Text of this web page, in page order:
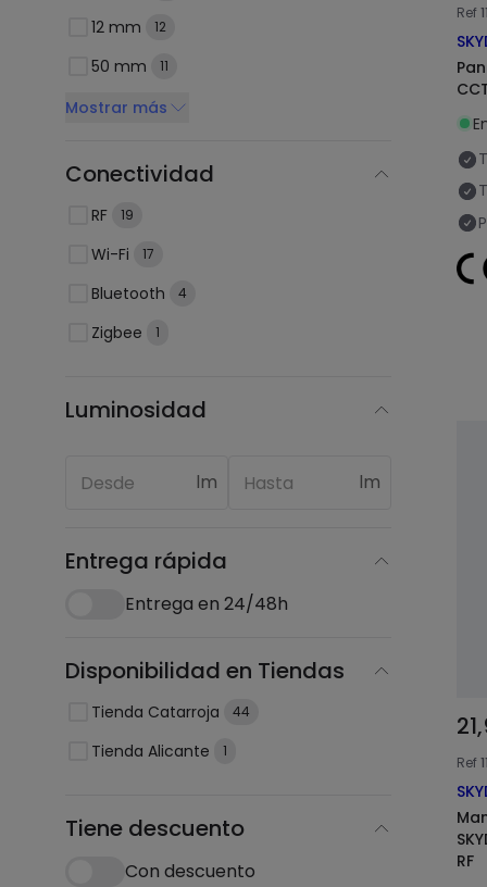
12 mm 12
50 mm 11
Mostrar más
Conectividad
RF 19
Wi-Fi 17
Bluetooth 4
Zigbee 1
Luminosidad
lm lm
Entrega rápida
Entrega en 24/48h
Disponibilidad en Tiendas
Tienda Catarroja 44
Tienda Alicante 1
Tiene descuento
Con descuento
Ref
Ref
RF